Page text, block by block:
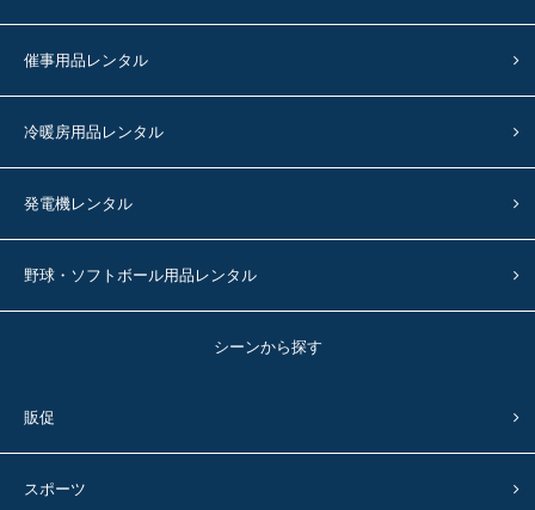
催事用品レンタル
冷暖房用品レンタル
発電機レンタル
野球・ソフトボール用品レンタル
シーンから探す
販促
スポーツ